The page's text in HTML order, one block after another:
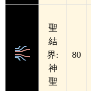
聖
結
界:
神
聖
80